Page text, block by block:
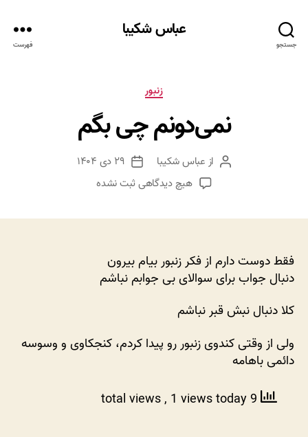
جستجو
عباس شکیبا
فهرست
دسته‌هازنبور
نمی‌دونم چی بگم
نویسنده
نوشته
از عباس شکیبا
تاریخ
نوشته
۲۹ دی ۱۴۰۴
هیچ دیدگاهیبرای
ثبت نشده
فقط دوست دارم از فکر زنبور بیام بیرون
دنبال جواب برای سوالای بی جوابم نباشم
کلا دنبال نبش قبر نباشم
ولی از وقتی کندوی زنبور رو پیدا کردم، کنجکاوی و وسوسه
دائمی باهامه
, 1 views today